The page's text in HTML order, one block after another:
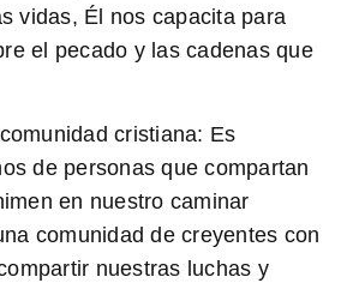
vidas, Él nos capacita para
el pecado y las cadenas que
cristiana: Es
de personas que compartan
en nuestro caminar
comunidad de creyentes con
nuestras luchas y